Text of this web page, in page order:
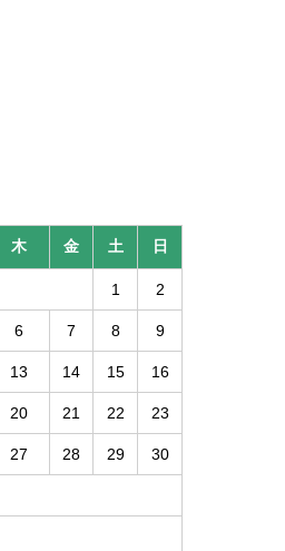
木 金 土 日
1 2
6 7 8 9
13 14 15 16
20 21 22 23
27 28 29 30